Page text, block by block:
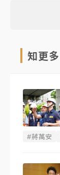
知更多
#蔣萬安